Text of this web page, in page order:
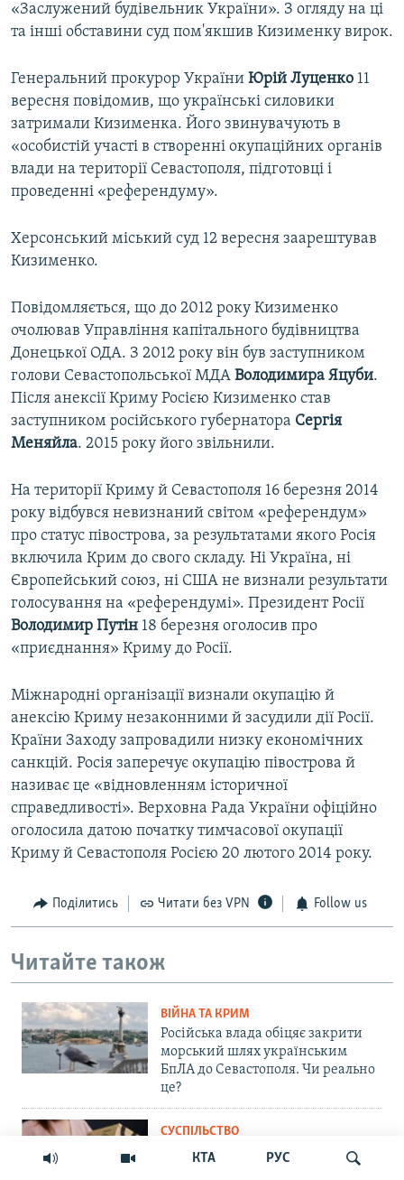
КТА РУС
«Заслужений будівельник України». З огляду на ці
та інші обставини суд пом'якшив Кизименку вирок.
Генеральний прокурор України Юрій Луценко 11
вересня повідомив, що українські силовики
затримали Кизименка. Його звинувачують в
«особистій участі в створенні окупаційних органів
влади на території Севастополя, підготовці і
проведенні «референдуму».
Херсонський міський суд 12 вересня заарештував
Кизименко.
Повідомляється, що до 2012 року Кизименко
очолював Управління капітального будівництва
Донецької ОДА. З 2012 року він був заступником
голови Севастопольської МДА Володимира Яцуби.
Після анексії Криму Росією Кизименко став
заступником російського губернатора Сергія
Меняйла. 2015 року його звільнили.
На території Криму й Севастополя 16 березня 2014
року відбувся невизнаний світом «референдум»
про статус півострова, за результатами якого Росія
включила Крим до свого складу. Ні Україна, ні
Європейський союз, ні США не визнали результати
голосування на «референдумі». Президент Росії
Володимир Путін 18 березня оголосив про
«приєднання» Криму до Росії.
Міжнародні організації визнали окупацію й
анексію Криму незаконними й засудили дії Росії.
Країни Заходу запровадили низку економічних
санкцій. Росія заперечує окупацію півострова й
називає це «відновленням історичної
справедливості». Верховна Рада України офіційно
оголосила датою початку тимчасової окупації
Криму й Севастополя Росією 20 лютого 2014 року.
Поділитись Читати без VPN Follow us
Читайте також
ВІЙНА ТА КРИМ
Російська влада обіцяє закрити
морський шлях українським
БпЛА до Севастополя. Чи реально
це?
СУСПІЛЬСТВО
«Крим – не Росія»: маркетплейс
Ozon припинив прийом нових